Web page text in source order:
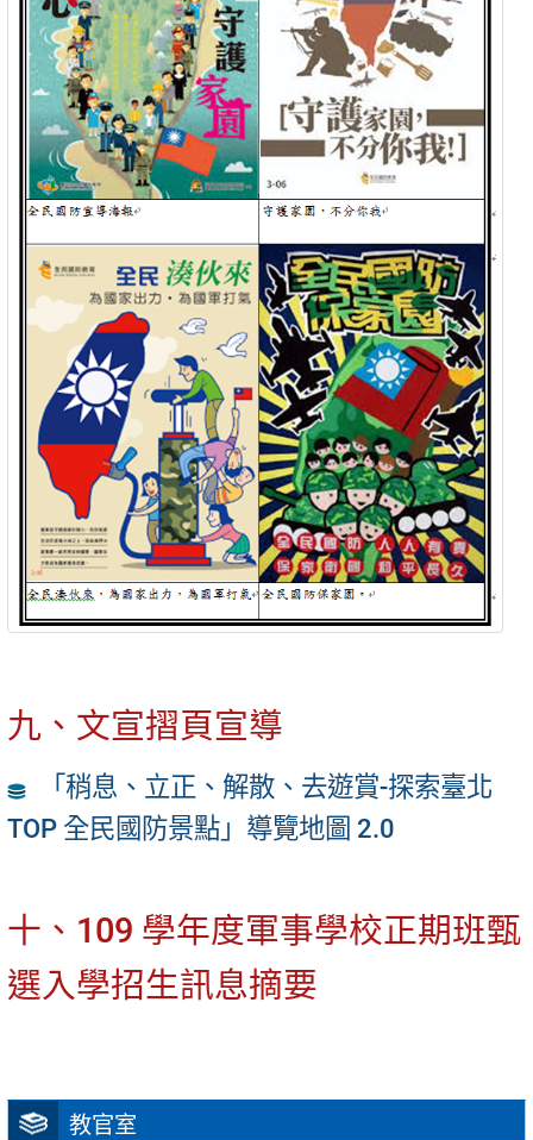
教官室
九、文宣摺頁宣導
「稍息、立正、解散、去遊賞-探索臺北
TOP 全民國防景點」導覽地圖 2.0
十、109 學年度軍事學校正期班甄
選入學招生訊息摘要